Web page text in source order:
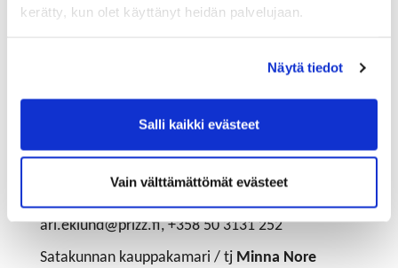
kerätty, kun olet käyttänyt heidän palvelujaan.
Näytä tiedot
Salli kaikki evästeet
Vain välttämättömät evästeet
seuraavien kontaktihenkilöiden kautta:
kari.ollila@katolli.fi, + 358 440 592 752
Jari Turto,enkelisijoittaja
jari.turto@gmail.com, +358 400 590 394
Janne Raitaniemi,enkelisijoittaja
Prizztech Oy / tjAri Eklund
ari.eklund@prizz.fi, +358 50 3131 252
Satakunnan kauppakamari / tj Minna Nore